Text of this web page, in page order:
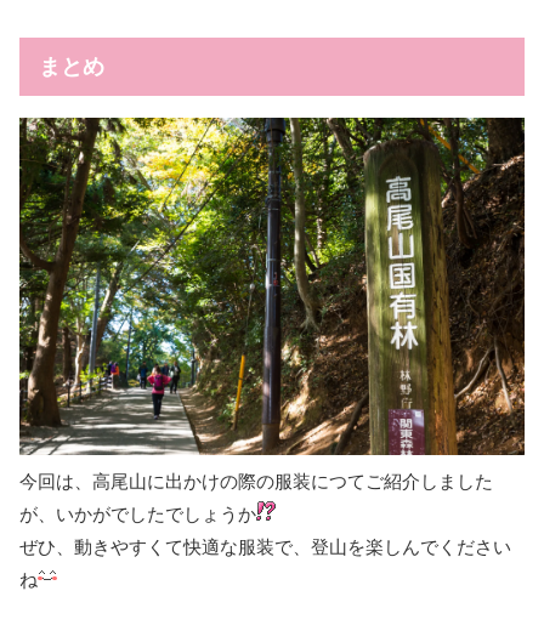
まとめ
今回は、高尾山に出かけの際の服装につてご紹介しました
が、いかがでしたでしょうか
ぜひ、動きやすくて快適な服装で、登山を楽しんでください
ね